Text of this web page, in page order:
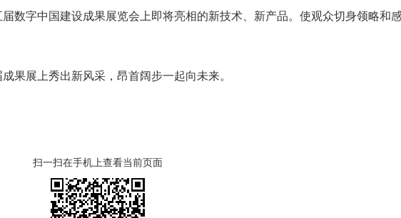
数字中国建设成果展览会上即将亮相的新技术、新产品。使观众切身领略和
展上秀出新风采，昂首阔步一起向未来。
扫一扫在手机上查看当前页面